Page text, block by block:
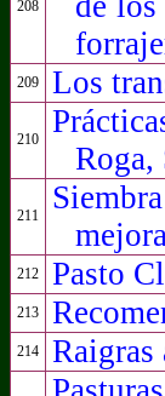
208
209 Los
210
Roga,
211
212 Pasto
213
214